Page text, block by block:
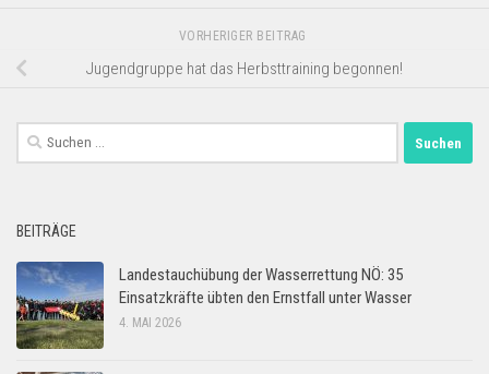
VORHERIGER BEITRAG
Jugendgruppe hat das Herbsttraining begonnen!
Suchen
nach:
BEITRÄGE
Landestauchübung der Wasserrettung NÖ: 35
Einsatzkräfte übten den Ernstfall unter Wasser
4. MAI 2026